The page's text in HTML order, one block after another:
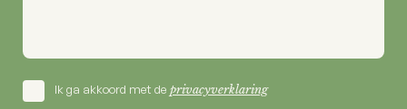
Ik ga akkoord met de privacyverklaring